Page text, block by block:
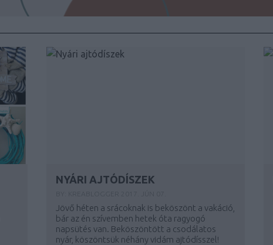
NYÁRI AJTÓDÍSZEK
Jövő héten a srácoknak is beköszönt a vakáció,
bár az én szívemben hetek óta ragyogó
napsütés van. Beköszöntött a csodálatos
nyár, köszöntsük néhány vidám ajtódísszel!